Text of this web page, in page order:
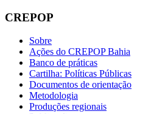
CREPOP
Sobre
Ações do CREPOP Bahia
Banco de práticas
Cartilha: Políticas Públicas
Documentos de orientação
Metodologia
Produções regionais